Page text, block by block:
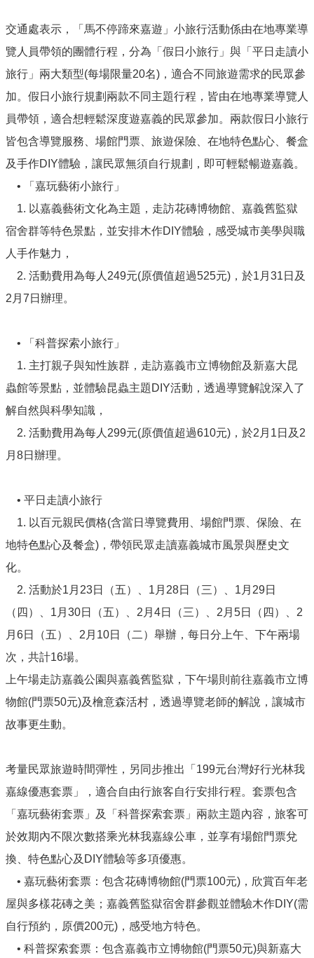
便
民
務
嘉
義
輕
軌
頁
網
站
覽
府
交
通
FB
安
政
策
隱
權
政
資
開
放
告
交通處表示，「馬不停蹄來嘉遊」小旅行活動係由在地專業導
覽人員帶領的團體行程，分為「假日小旅行」與「平日走讀小
旅行」兩大類型(每場限量20名)，適合不同旅遊需求的民眾參
加。假日小旅行規劃兩款不同主題行程，皆由在地專業導覽人
員帶領，適合想輕鬆深度遊嘉義的民眾參加。兩款假日小旅行
皆包含導覽服務、場館門票、旅遊保險、在地特色點心、餐盒
及手作DIY體驗，讓民眾無須自行規劃，即可輕鬆暢遊嘉義。
• 「嘉玩藝術小旅行」
1. 以嘉義藝術文化為主題，走訪花磚博物館、嘉義舊監獄
宿舍群等特色景點，並安排木作DIY體驗，感受城市美學與職
人手作魅力，
2. 活動費用為每人249元(原價值超過525元)，於1月31日及
2月7日辦理。
• 「科普探索小旅行」
1. 主打親子與知性族群，走訪嘉義市立博物館及新嘉大昆
蟲館等景點，並體驗昆蟲主題DIY活動，透過導覽解說深入了
解自然與科學知識，
2. 活動費用為每人299元(原價值超過610元)，於2月1日及2
月8日辦理。
• 平日走讀小旅行
1. 以百元親民價格(含當日導覽費用、場館門票、保險、在
地特色點心及餐盒)，帶領民眾走讀嘉義城市風景與歷史文
化。
2. 活動於1月23日（五）、1月28日（三）、1月29日
（四）、1月30日（五）、2月4日（三）、2月5日（四）、2
月6日（五）、2月10日（二）舉辦，每日分上午、下午兩場
次，共計16場。
上午場走訪嘉義公園與嘉義舊監獄，下午場則前往嘉義市立博
物館(門票50元)及檜意森活村，透過導覽老師的解說，讓城市
故事更生動。
考量民眾旅遊時間彈性，另同步推出「199元台灣好行光林我
嘉線優惠套票」，適合自由行旅客自行安排行程。套票包含
「嘉玩藝術套票」及「科普探索套票」兩款主題內容，旅客可
於效期內不限次數搭乘光林我嘉線公車，並享有場館門票兌
換、特色點心及DIY體驗等多項優惠。
• 嘉玩藝術套票：包含花磚博物館(門票100元)，欣賞百年老
屋與多樣花磚之美；嘉義舊監獄宿舍群參觀並體驗木作DIY(需
自行預約，原價200元)，感受地方特色。
• 科普探索套票：包含嘉義市立博物館(門票50元)與新嘉大